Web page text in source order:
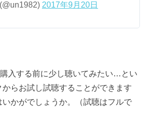
2017年9月20日
入する前に少し聴いてみたい…とい
からお試し試聴することができます
かがでしょうか。（試聴はフルで